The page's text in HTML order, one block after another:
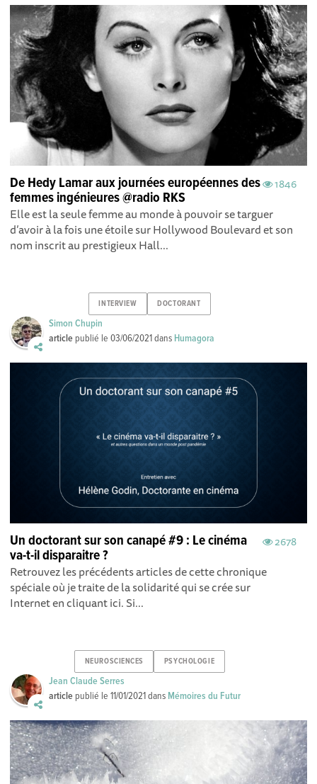
1846
De Hedy Lamar aux journées européennes des
femmes ingénieures @radio RKS
Elle est la seule femme au monde à pouvoir se targuer
d’avoir à la fois une étoile sur Hollywood Boulevard et son
nom inscrit au prestigieux Hall...
INTERVIEW DOCTORANT
Simon Chupin
article publié le03/06/2021dans Humagora
2678
Un doctorant sur son canapé #9 : Le cinéma
va-t-il disparaitre ?
Retrouvez les précédents articles de cette chronique
spéciale où je traite de la solidarité qui se crée sur
Internet en cliquant ici. Si...
NEUROSCIENCES PSYCHOLOGIE
Jean Claude Serres
article publié le11/01/2021dans Mémoires du Futur